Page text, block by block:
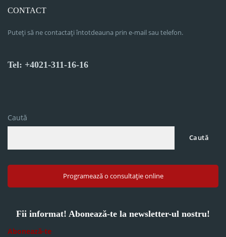
CONTACT
Puteți să ne contactați întotdeauna prin e-mail sau telefon.
Tel: +4021-311-16-16
Caută
Caută
Programează o consultație online
Fii informat! Abonează-te la newsletter-ul nostru!
Abonează-te